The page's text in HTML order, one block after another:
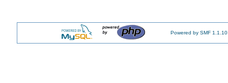
Powered by SMF 1.1.10